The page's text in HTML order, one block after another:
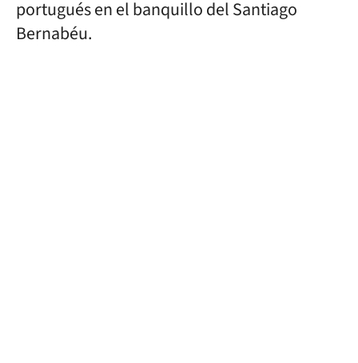
portugués en el banquillo del Santiago
Bernabéu.